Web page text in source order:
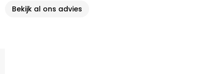
Bekijk al ons advies